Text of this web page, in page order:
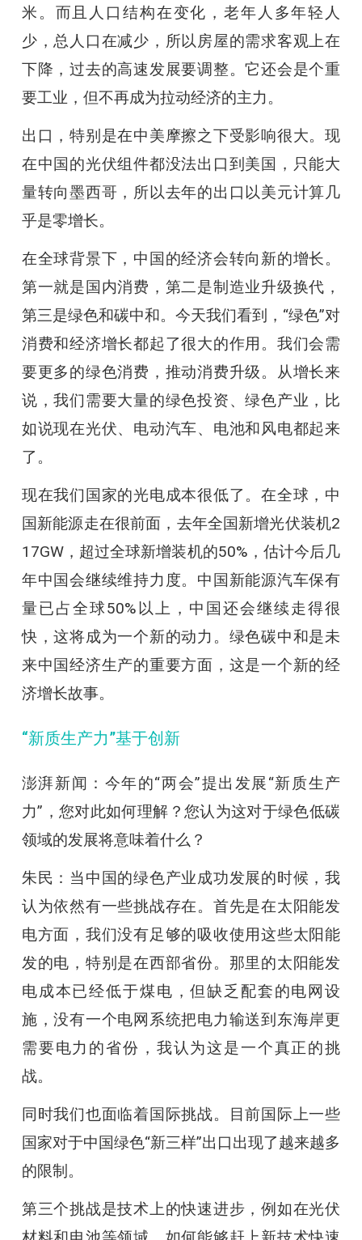
米。而且人口结构在变化，老年人多年轻人
少，总人口在减少，所以房屋的需求客观上在
下降，过去的高速发展要调整。它还会是个重
要工业，但不再成为拉动经济的主力。
出口，特别是在中美摩擦之下受影响很大。现
在中国的光伏组件都没法出口到美国，只能大
量转向墨西哥，所以去年的出口以美元计算几
乎是零增长。
在全球背景下，中国的经济会转向新的增长。
第一就是国内消费，第二是制造业升级换代，
第三是绿色和碳中和。今天我们看到，“绿色”对
消费和经济增长都起了很大的作用。我们会需
要更多的绿色消费，推动消费升级。从增长来
说，我们需要大量的绿色投资、绿色产业，比
如说现在光伏、电动汽车、电池和风电都起来
了。
现在我们国家的光电成本很低了。在全球，中
国新能源走在很前面，去年全国新增光伏装机2
17GW，超过全球新增装机的50%，估计今后几
年中国会继续维持力度。中国新能源汽车保有
量已占全球50%以上，中国还会继续走得很
快，这将成为一个新的动力。绿色碳中和是未
来中国经济生产的重要方面，这是一个新的经
济增长故事。
“新质生产力”基于创新
澎湃新闻：今年的“两会”提出发展“新质生产
力”，您对此如何理解？您认为这对于绿色低碳
领域的发展将意味着什么？
朱民：当中国的绿色产业成功发展的时候，我
认为依然有一些挑战存在。首先是在太阳能发
电方面，我们没有足够的吸收使用这些太阳能
发的电，特别是在西部省份。那里的太阳能发
电成本已经低于煤电，但缺乏配套的电网设
施，没有一个电网系统把电力输送到东海岸更
需要电力的省份，我认为这是一个真正的挑
战。
同时我们也面临着国际挑战。目前国际上一些
国家对于中国绿色“新三样”出口出现了越来越多
的限制。
第三个挑战是技术上的快速进步，例如在光伏